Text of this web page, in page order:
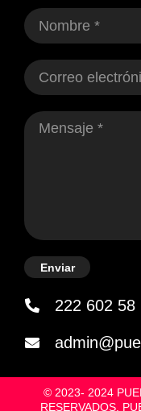
Enviar
222 602 58
© 2023- 2024
RESERVADOS.